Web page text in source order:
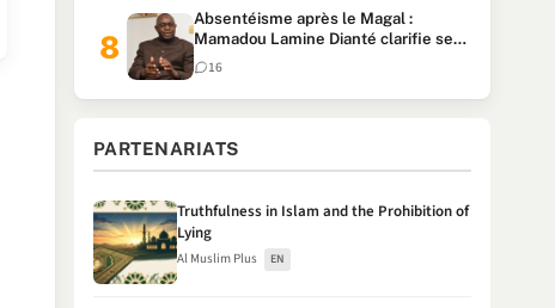
Absentéisme après le Magal :
Mamadou Lamine Dianté clarifie ses
propos après la polémique
16
PARTENARIATS
Truthfulness in Islam and the Prohibition of
Lying
Al Muslim Plus EN